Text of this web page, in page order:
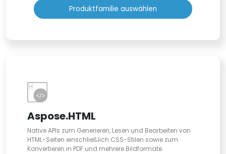
Produktfamilie auswählen
Aspose.HTML
Native APIs zum Generieren, Lesen und Bearbeiten von
HTML-Seiten einschließlich CSS-Stilen sowie zum
Konvertieren in PDF und mehrere Bildformate.